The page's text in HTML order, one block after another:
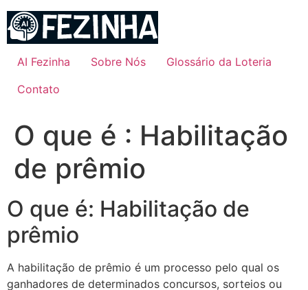
para
conteúdo
AI Fezinha Sobre Nós
Glossário da Loteria
Contato
O que é : Habilitação
de prêmio
O que é: Habilitação de
prêmio
A habilitação de prêmio é um processo pelo qual os
ganhadores de determinados concursos, sorteios ou